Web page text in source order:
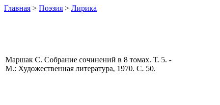
Главная > Поэзия > Лирика
Маршак С. Собрание сочинений в 8 томах. Т. 5. -
М.: Художественная литература, 1970. С. 50.